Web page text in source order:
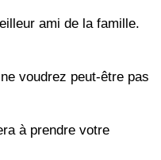
ami de la famille.
voudrez peut-être pas
à prendre votre